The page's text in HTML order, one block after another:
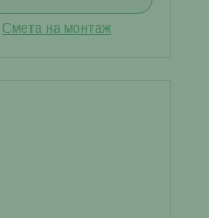
Смета на монтаж